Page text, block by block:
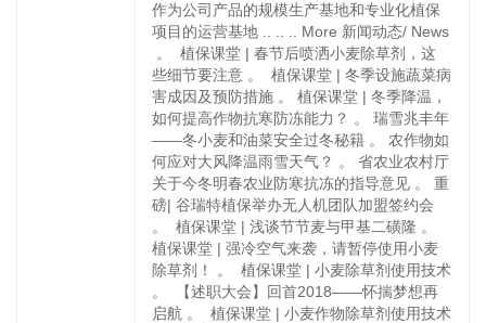
作为公司产品的规模生产基地和专业化植保
项目的运营基地 .. .. .. More 新闻动态/ News‍‍
‍ 。 ‍ 植保课堂 | 春节后喷洒小麦除草剂，这
些细节要注意 。 ‍ 植保课堂 | 冬季设施蔬菜病
害成因及预防措施 。 植保课堂 | 冬季降温，
如何提高作物抗寒防冻能力？ 。 瑞雪兆丰年
——冬小麦和油菜安全过冬秘籍 。 农作物如
何应对大风降温雨雪天气？ 。 省农业农村厅
关于今冬明春农业防寒抗冻的指导意见 。 重
磅| 谷瑞特植保举办无人机团队加盟签约会
。 ‍ 植保课堂 | 浅谈节节麦与甲基二磺隆 。 ‍
植保课堂 | 强冷空气来袭，请暂停使用小麦
除草剂！ 。 ‍ 植保课堂 | 小麦除草剂使用技术
。 ‍ 【述职大会】回首2018——怀揣梦想再
启航 。 ‍ 植保课堂 | 小麦作物除草剂使用技术